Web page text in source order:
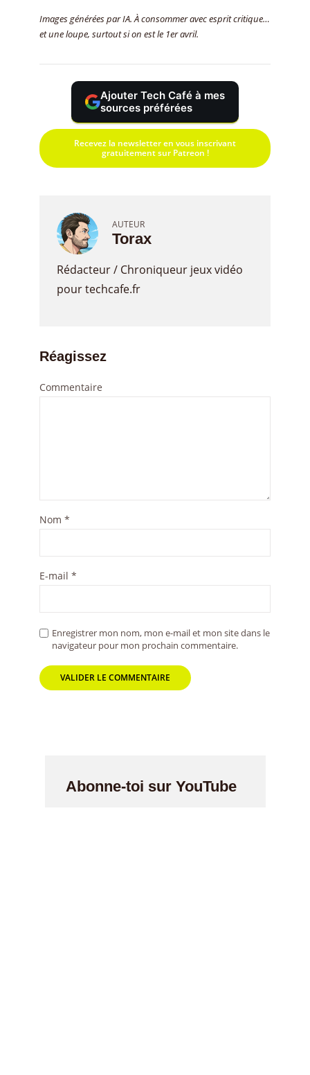
Images générées par IA. À consommer avec esprit critique…
et une loupe, surtout si on est le 1er avril.
Ajouter Tech Café à mes
sources préférées
Recevez la newsletter en vous inscrivant
gratuitement sur Patreon !
AUTEUR
Torax
Rédacteur / Chroniqueur jeux vidéo
pour techcafe.fr
Réagissez
Commentaire
Nom *
E-mail *
Enregistrer mon nom, mon e-mail et mon site dans le
navigateur pour mon prochain commentaire.
Abonne-toi sur YouTube